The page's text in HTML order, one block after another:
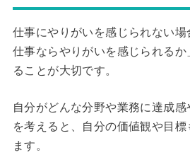
仕事にやりがいを感じられない
仕事ならやりがいを感じられる
ることが大切です。
自分がどんな分野や業務に達成
を考えると、自分の価値観や目標
ます。